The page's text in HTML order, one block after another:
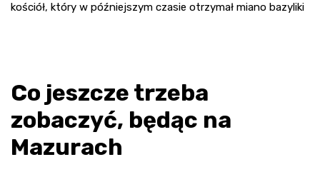
kościół, który w późniejszym czasie otrzymał miano bazyliki
Co jeszcze trzeba
zobaczyć, będąc na
Mazurach